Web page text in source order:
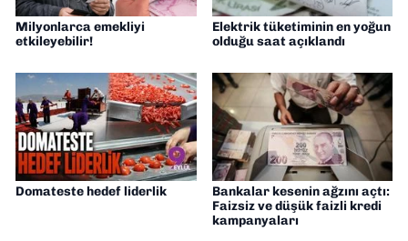
Milyonlarca emekliyi
etkileyebilir!
Elektrik tüketiminin en yoğun
olduğu saat açıklandı
Domateste hedef liderlik
Bankalar kesenin ağzını açtı:
Faizsiz ve düşük faizli kredi
kampanyaları